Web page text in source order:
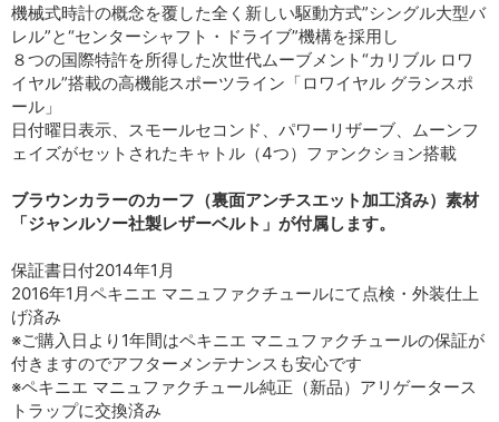
機械式時計の概念を覆した全く新しい駆動方式”シングル大型バ
レル”と“センターシャフト・ドライブ”機構を採用し
８つの国際特許を所得した次世代ムーブメント“カリブル ロワ
イヤル”搭載の高機能スポーツライン「ロワイヤル グランスポ
ール」
日付曜日表示、スモールセコンド、パワーリザーブ、ムーンフ
ェイズがセットされたキャトル（4つ）ファンクション搭載
ブラウンカラーのカーフ（裏面アンチスエット加工済み）素材
「ジャンルソー社製レザーベルト」が付属します。
保証書日付2014年1月
2016年1月ペキニエ マニュファクチュールにて点検・外装仕上
げ済み
※ご購入日より1年間はペキニエ マニュファクチュールの保証が
付きますのでアフターメンテナンスも安心です
※ペキニエ マニュファクチュール純正（新品）アリゲータース
トラップに交換済み